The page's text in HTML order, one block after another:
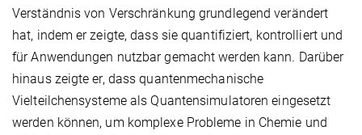
Verständnis von Verschränkung grundlegend verändert
hat, indem er zeigte, dass sie quantifiziert, kontrolliert und
für Anwendungen nutzbar gemacht werden kann. Darüber
hinaus zeigte er, dass quantenmechanische
Vielteilchensysteme als Quantensimulatoren eingesetzt
werden können, um komplexe Probleme in Chemie und